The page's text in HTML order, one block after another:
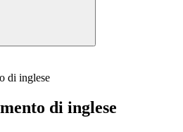
di inglese
di inglese